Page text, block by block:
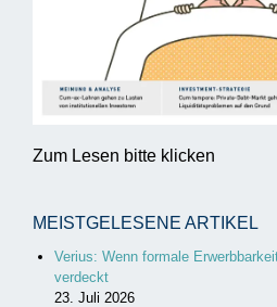
Zum Lesen bitte klicken
MEISTGELESENE ARTIKEL
Verius: Wenn formale
verdeckt
23. Juli 2026